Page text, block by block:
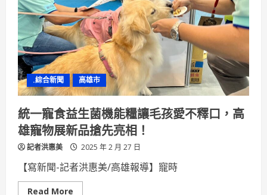
南
亞
學
生
長
照
學
習
攜
手
全
台
長
照
產
業
解
決
工
問
題
.綜合新聞 高雄市
統一寵食益生菌機能糧讓毛孩愛不釋口，高
雄寵物展新品搶先亮相！
記者洪惠美 2025 年 2 月 27 日
【寫新聞-記者洪惠美/高雄報導】寵時
Read More